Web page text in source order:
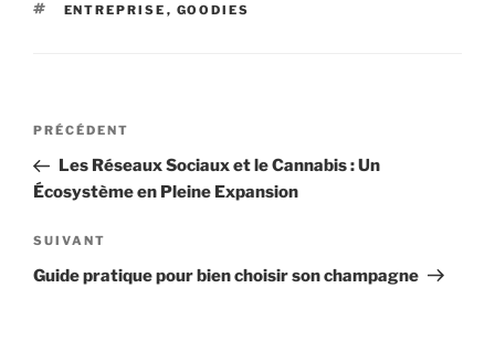
ÉTIQUETTES
ENTREPRISE , GOODIES
Navigation
l’article
Article
précédent
PRÉCÉDENT
Les Réseaux Sociaux et le Cannabis : Un
Écosystème en Pleine Expansion
Article
suivant
SUIVANT
Guide pratique pour bien choisir son champagne